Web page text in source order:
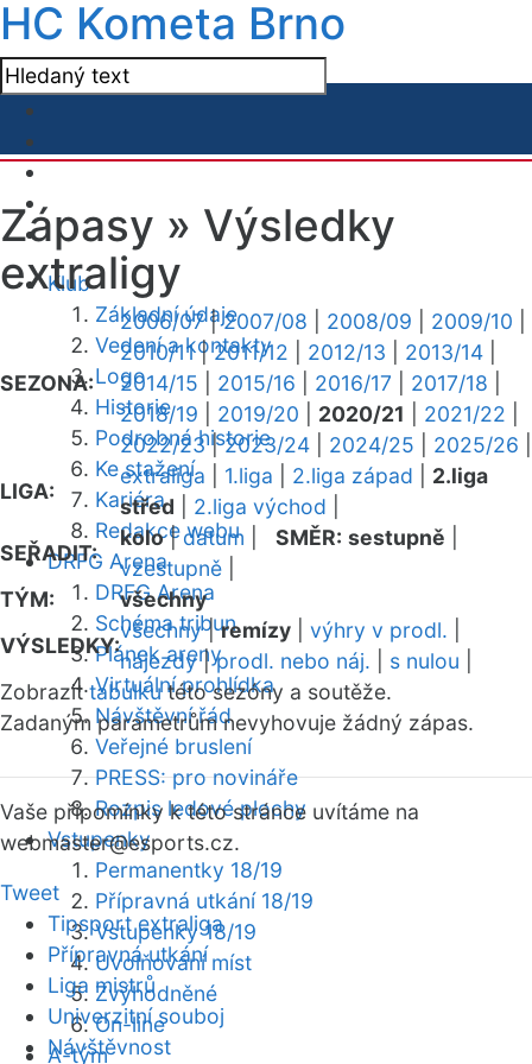
HC Kometa Brno
Klub
Základní údaje
Vedení a kontakty
Logo
Historie
Podrobná historie
Ke stažení
Kariéra
Redakce webu
DRFG Arena
DRFG Arena
Schéma tribun
Plánek areny
Virtuální prohlídka
Návštěvní řád
Veřejné bruslení
PRESS: pro novináře
Rozpis ledové plochy
Vstupenky
Permanentky 18/19
Přípravná utkání 18/19
Vstupenky 18/19
Uvolňování míst
Zvýhodněné
On-line
A-tým
Zápasy » Výsledky
extraligy
SEZONA:
2006/07|2007/08 2008/09 2009/10
2010/11|2011/12 2012/13 2013/14
2014/15
2015/16 2016/17 2017/18
2018/19
2019/20 2020/21 2021/22
2022/23|2023/24 2024/25 2025/26
LIGA:
extraliga 1.liga 2.liga západ
2.liga
střed
2.liga východ
SEŘADIT:
kolo|datum SMĚR: sestupně
vzestupně
TÝM:
všechny
VÝSLEDKY:
všechny|remízy výhry v prodl.
nájezdy|prodl. nebo náj. s nulou
Zobrazittabulkutéto sezóny a soutěže.
Zadaným parametrům nevyhovuje žádný zápas.
Vaše připomínky k této stránce uvítáme na
webmaster@esports.cz.
Tweet
Tipsport extraliga
Přípravná utkání
Liga mistrů
Univerzitní souboj
Návštěvnost